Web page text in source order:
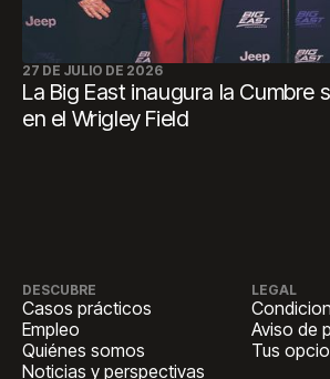
27 DE JULIO DE 2026
La Big East inaugura la Cumbre
en el Wrigley Field
DESCUBRE
Casos prácticos
Empleo
Quiénes somos
Noticias y perspectivas
LEGAL
Aviso de
Tus